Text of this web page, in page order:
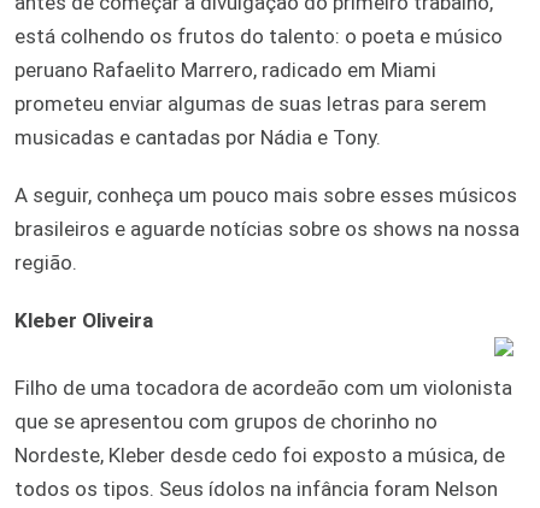
está colhendo os frutos do talento: o poeta e músico
peruano Rafaelito Marrero, radicado em Miami
prometeu enviar algumas de suas letras para serem
musicadas e cantadas por Nádia e Tony.
A seguir, conheça um pouco mais sobre esses músicos
brasileiros e aguarde notícias sobre os shows na nossa
região.
Kleber Oliveira
Filho de uma tocadora de acordeão com um violonista
que se apresentou com grupos de chorinho no
Nordeste, Kleber desde cedo foi exposto a música, de
todos os tipos. Seus ídolos na infância foram Nelson